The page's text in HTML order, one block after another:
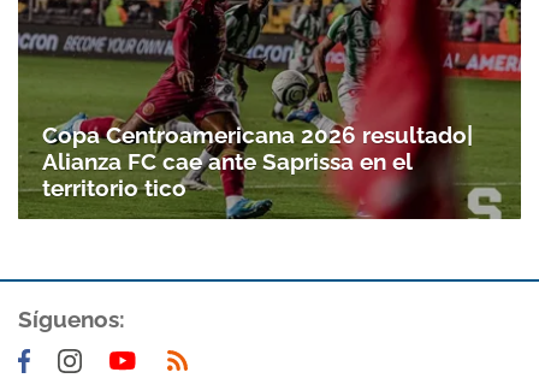
Copa Centroamericana 2026 resultado|
Alianza FC cae ante Saprissa en el
territorio tico
Síguenos: